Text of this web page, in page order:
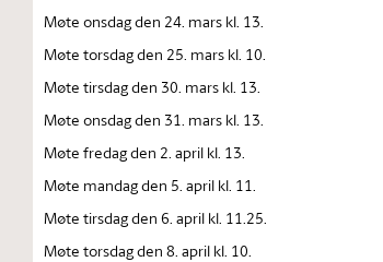
Møte onsdag den 24. mars kl. 13.
Møte torsdag den 25. mars kl. 10.
Møte tirsdag den 30. mars kl. 13.
Møte onsdag den 31. mars kl. 13.
Møte fredag den 2. april kl. 13.
Møte mandag den 5. april kl. 11.
Møte tirsdag den 6. april kl. 11.25.
Møte torsdag den 8. april kl. 10.